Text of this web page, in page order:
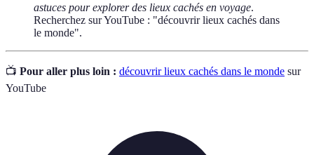
astuces pour explorer des lieux cachés en voyage.
Recherchez sur YouTube : "découvrir lieux cachés dans
le monde".
📺 Pour aller plus loin : découvrir lieux cachés dans le monde sur
YouTube